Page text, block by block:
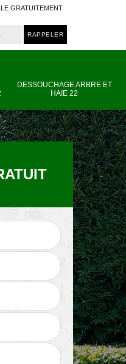
GRATUITEMENT
DESSOUCHAGE ARBRE ET
HAIE 22
Artisan paysagiste
22